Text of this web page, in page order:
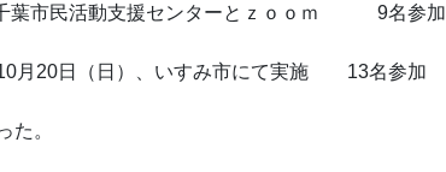
千葉市民活動支援センターとｚｏｏｍ 9名参加
月20日（日）、いすみ市にて実施 13名参加
た。